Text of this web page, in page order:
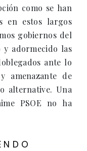
como se han
en estos largos
gobiernos del
y adormecido las
ante lo
amenazante de
alternative. Una
PSOE no ha